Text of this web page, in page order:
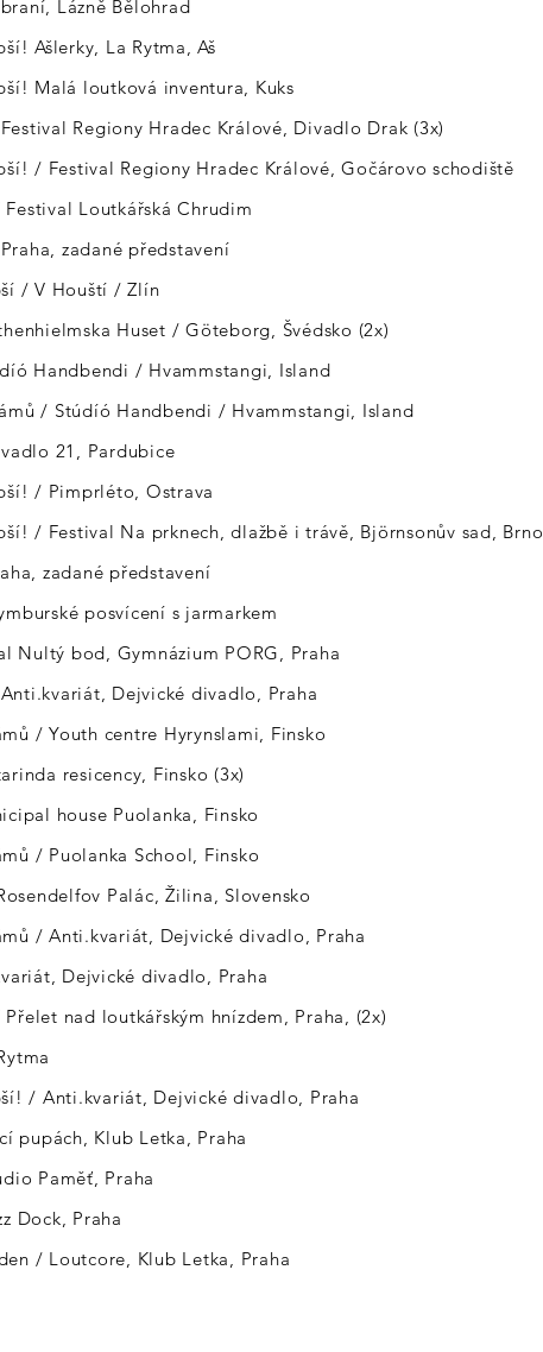
Lázně Bělohrad
Ašlerky, La Rytma, Aš
Malá loutková inventura, Kuks
Regiony Hradec Králové, Divadlo Drak (3x)
/ Festival Regiony Hradec Králové, Gočárovo schodiště
Loutkářská Chrudim
zadané představení
/ V Houští / Zlín
Huset / Göteborg, Švédsko (2x)
Handbendi / Hvammstangi, Island
/ Stúdíó Handbendi / Hvammstangi, Island
21, Pardubice
/ Pimprléto, Ostrava
/ Festival Na prknech, dlažbě i trávě, Björnsonův sad, Brno
zadané představení
posvícení s jarmarkem
Nultý bod, Gymnázium PORG, Praha
Dejvické divadlo, Praha
/ Youth centre Hyrynslami, Finsko
resicency, Finsko (3x)
house Puolanka, Finsko
/ Puolanka School, Finsko
Palác, Žilina, Slovensko
/ Anti.kvariát, Dejvické divadlo, Praha
Dejvické divadlo, Praha
nad loutkářským hnízdem, Praha, (2x)
/ Anti.kvariát, Dejvické divadlo, Praha
pupách, Klub Letka, Praha
Paměť, Praha
Dock, Praha
/ Loutcore, Klub Letka, Praha